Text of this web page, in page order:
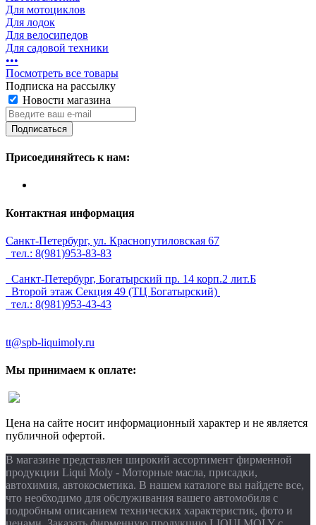
Для мотоциклов
Для лодок
Для велосипедов
Для садовой техники
•••
Посмотреть все товары
Подписка на рассылку
Новости магазина
Подписаться
Присоединяйтесь к нам:
Контактная информация
Санкт-Петербург, ул. Краснопутиловская 67
тел.: 8(981)953-83-83
Санкт-Петербург, Богатырский пр. 14 корп.2 лит.Б
Второй этаж Секция 49 (ТЦ Богатырский)
тел.: 8(981)953-43-43
tt@spb-liquimoly.ru
Мы принимаем к оплате:
Цена на сайте носит информационный характер и не является
публичной офертой.
В магазине представлен широкий ассортимент фирменной
продукции Liqui Moly - Моторные масла, присадки,
автохимия, автокосметика. В нашем каталоге вы найдете все,
что необходимо для обслуживания вашего автомобиля с
подробным описанием технических характеристик, фото и